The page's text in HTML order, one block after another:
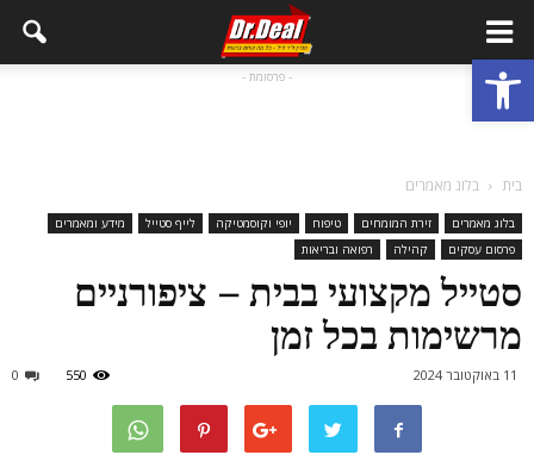
פתח סרגל נגישות - פרסומת -
בית בלוג מאמרים
בלוג מאמרים זירת המומחים טיפוח יופי וקוסמטיקה לייף סטייל
מידע ומאמרים
פרסום עסקים
קהילה רפואה ובריאות
סטייל מקצועי בבית – ציפורניים
מרשימות בכל זמן
11 באוקטובר 2024 0 550